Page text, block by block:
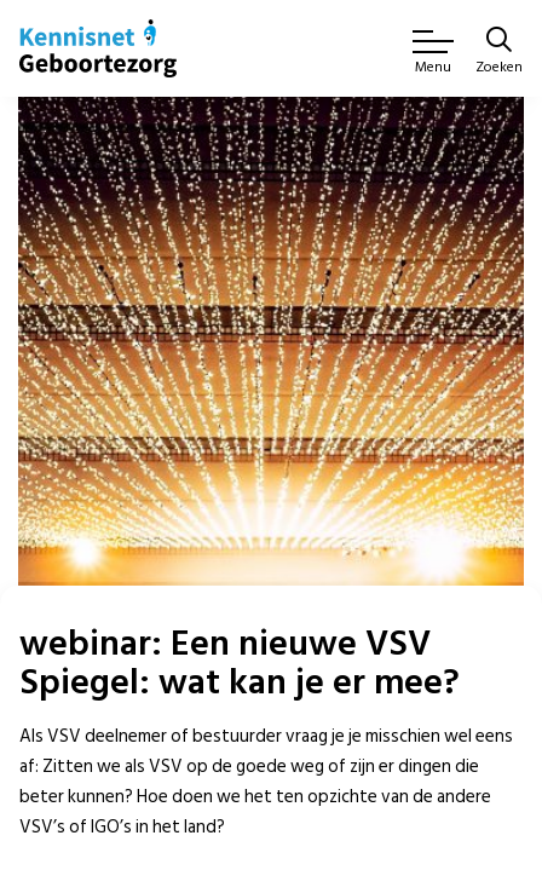
Menu Zoeken
webinar: Een nieuwe VSV
Spiegel: wat kan je er mee?
Als VSV deelnemer of bestuurder vraag je je misschien wel eens
af: Zitten we als VSV op de goede weg of zijn er dingen die
beter kunnen? Hoe doen we het ten opzichte van de andere
VSV’s of IGO’s in het land?